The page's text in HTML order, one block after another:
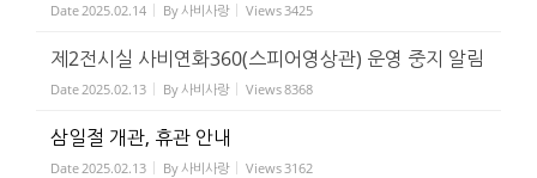
Date2025.02.14 By사비사랑 Views3425
제2전시실 사비연화360(스피어영상관) 운영 중지 알림
Date2025.02.13 By사비사랑 Views8368
삼일절 개관, 휴관 안내
Date2025.02.13 By사비사랑 Views3162